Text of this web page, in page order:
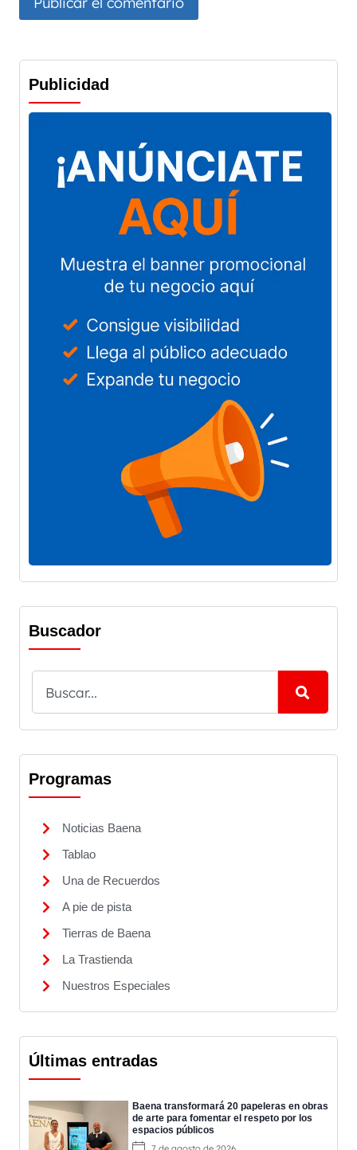
Publicidad
Buscador
Programas
Noticias Baena
Tablao
Una de Recuerdos
A pie de pista
Tierras de Baena
La Trastienda
Nuestros Especiales
Últimas entradas
Baena transformará 20 papeleras en obras
de arte para fomentar el respeto por los
espacios públicos